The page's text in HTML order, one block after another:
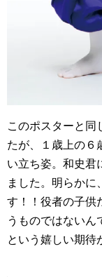
このポスターと同
たが、１歳上の６
い立ち姿。和史君
ました。明らかに
す！！役者の子供
うものではないん
という嬉しい期待